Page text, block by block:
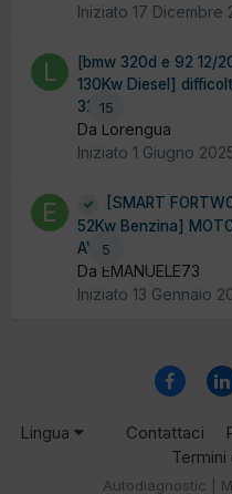
Iniziato 17 Dicembre
15
[bmw 320d e 92 12/
130Kw Diesel]
320d
Da Lorengua
Iniziato 1 Giugno
5
[SMART
52Kw Benzina]
AVVIA
Da EMANUELE73
Iniziato 13 Gennaio
Lingua Contattaci
Termini
Autodiagnostic |